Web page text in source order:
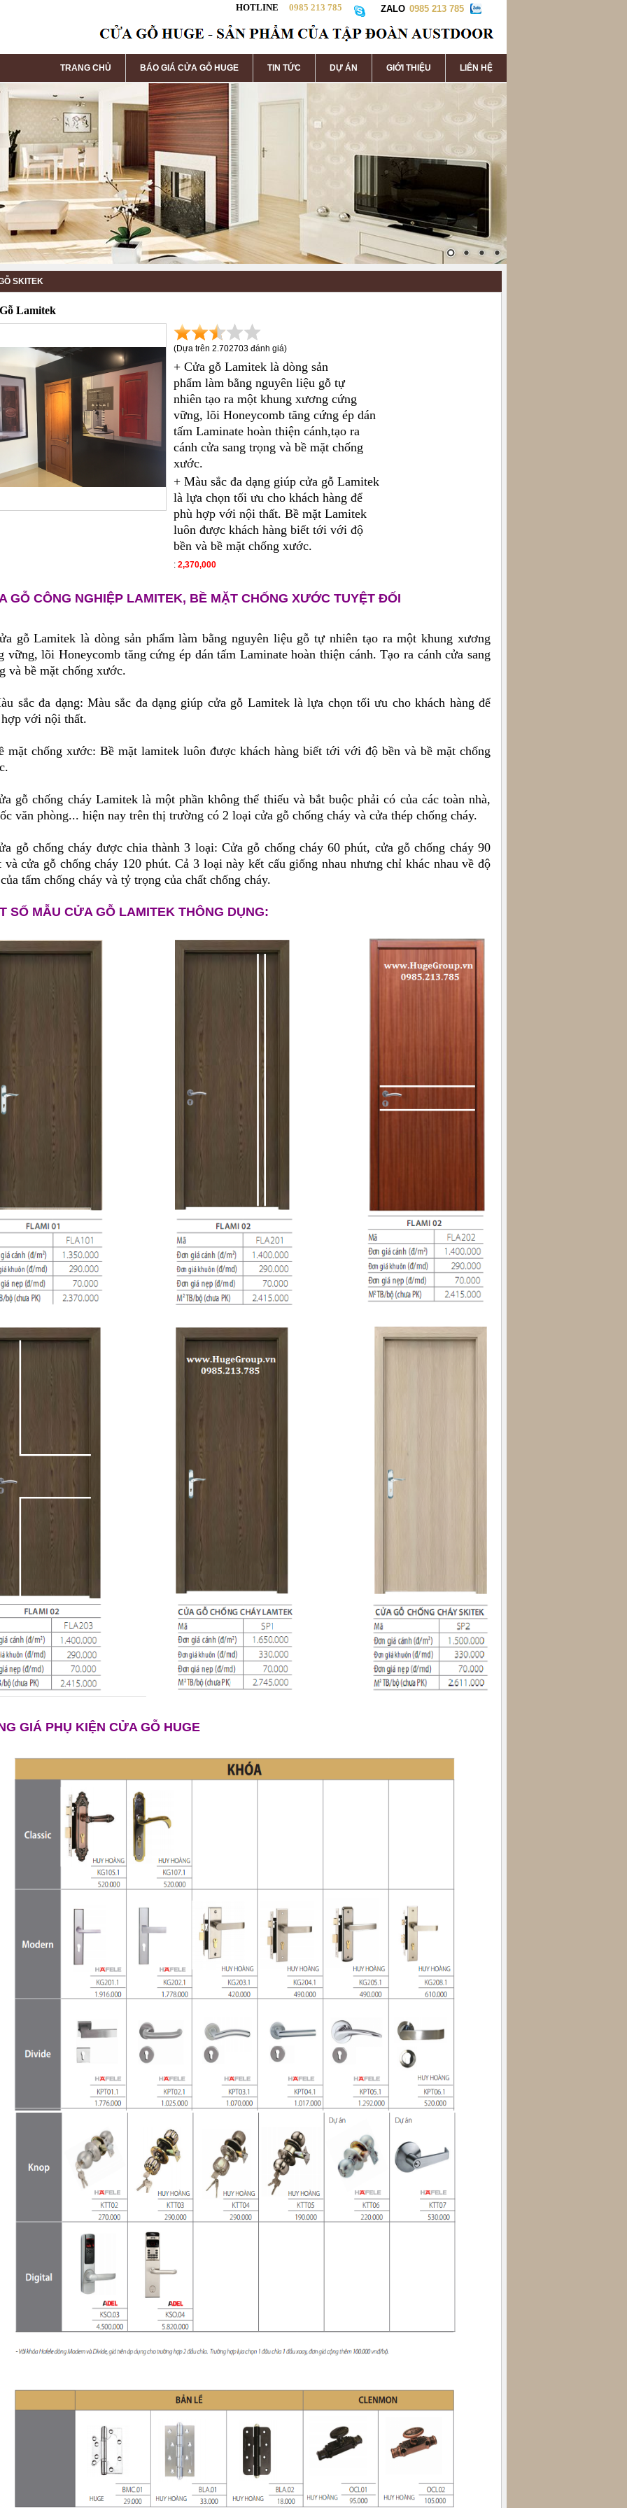
ZALO 0985 213 785
HOTLINE 0985 213 785
TRANG CHỦ BÁO GIÁ CỬA GỖ HUGE TIN TỨC DỰ ÁN GIỚI THIỆU LIÊN HỆ
SKITEK
Lamitek
(Dựa trên 2.702703 đánh giá)
+ Cửa gỗ Lamitek là dòng sản
phẩm làm bằng nguyên liệu gỗ tự
nhiên tạo ra một khung xương cứng
vững, lõi Honeycomb tăng cứng ép dán
tấm Laminate hoàn thiện cánh,tạo ra
cánh cửa sang trọng và bề mặt chống
xước.
+ Màu sắc đa dạng giúp cửa gỗ Lamitek
là lựa chọn tối ưu cho khách hàng để
phù hợp với nội thất. Bề mặt Lamitek
luôn được khách hàng biết tới với độ
bền và bề mặt chống xước.
: 2,370,000
GỖ CÔNG NGHIỆP LAMITEK, BỀ MẶT CHỐNG XƯỚC TUYỆT ĐỐI
gỗ Lamitek là dòng sản phẩm làm bằng nguyên liệu gỗ tự nhiên tạo ra một khung xương
vững, lõi Honeycomb tăng cứng ép dán tấm Laminate hoàn thiện cánh. Tạo ra cánh cửa sang
và bề mặt chống xước.
sắc đa dạng: Màu sắc đa dạng giúp cửa gỗ Lamitek là lựa chọn tối ưu cho khách hàng để
với nội thất.
mặt chống xước: Bề mặt lamitek luôn được khách hàng biết tới với độ bền và bề mặt chống
gỗ chống cháy Lamitek là một phần không thể thiếu và bắt buộc phải có của các toàn nhà,
văn phòng... hiện nay trên thị trường có 2 loại cửa gỗ chống cháy và cửa thép chống cháy.
gỗ chống cháy được chia thành 3 loại: Cửa gỗ chống cháy 60 phút, cửa gỗ chống cháy 90
và cửa gỗ chống cháy 120 phút. Cả 3 loại này kết cấu giống nhau nhưng chỉ khác nhau về độ
tấm chống cháy và tỷ trọng của chất chống cháy.
SỐ MẪU CỬA GỖ LAMITEK THÔNG DỤNG:
GIÁ PHỤ KIỆN CỬA GỖ HUGE